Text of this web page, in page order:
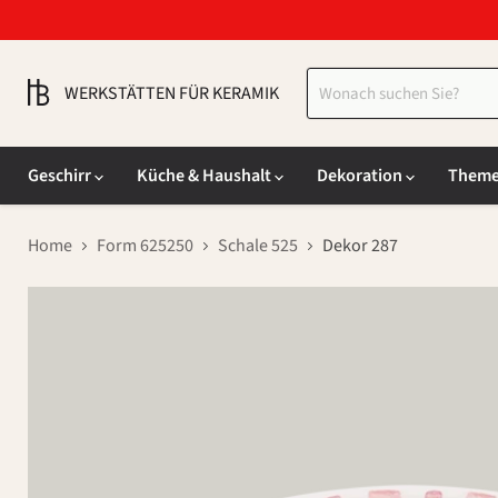
WERKSTÄTTEN FÜR KERAMIK
Geschirr
Küche & Haushalt Dekoration
Home Form 625250 Schale 525 Dekor 287